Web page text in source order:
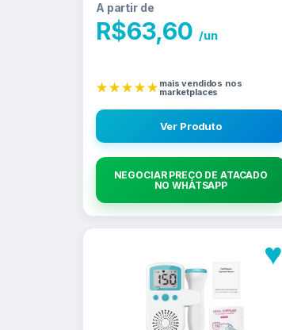
A partir de
R$63,60 /un
★★★★★mais vendidos nos
marketplaces
Ver Produto
NEGOCIAR PREÇO DE ATACADO
NO WHATSAPP
♥